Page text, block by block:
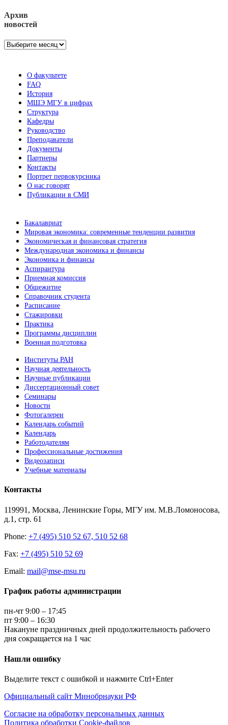
Архив
новостей
Архив
О факультете
FAQ
История
МШЭ МГУ в цифрах
Структура
Кафедры
Руководство
Преподаватели
Документы
Партнеры
Контакты
Портрет первокурсника
О нас говорят
Публикации в СМИ
Бакалавриат
Мировая экономика: современные тенденции развития
Экономическая и финансовая стратегия
Международная экономика и финансы
Экономика и финансы
Аспирантура
Приемная комиссия
Общежитие
Справочник студента
Расписание
Стажировки
Практика
Программы дисциплин
Военная подготовка
Институты РАН
Научная деятельность
Научные публикации
Диссертационный совет
Семинары
Новости
Фотогалереи
Календарь событий
Календарь
Работодателям
Профессиональные достижения
Видеозаписи
Учебные материалы
Контакты
119991, Москва, Ленинские Горы, МГУ им. М.В.Ломоносова,
д.1, стр. 61
Phone: +7 (495) 510 52 67, 510 52 68
Fax: +7 (495) 510 52 69
Email: mail@mse-msu.ru
График работы администрации
пн-чт 9:00 – 17:45
пт 9:00 – 16:30
Накануне праздничных дней продолжительность рабочего
дня сокращается на 1 час
Нашли ошибку
Выделите текст с ошибкой и нажмите Ctrl+Enter
Официальный сайт Минобрнауки РФ
Согласие на обработку персональных данных
Политика обработки Cookie-файлов